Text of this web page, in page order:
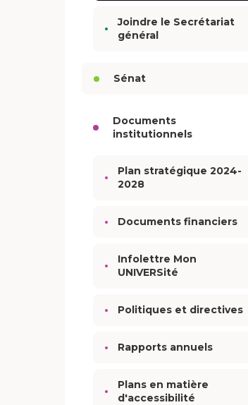
Joindre le Secrétariat
général
Sénat
Documents
institutionnels
Plan stratégique 2024-
2028
Documents financiers
Infolettre Mon
UNIVERSité
Politiques et directives
Rapports annuels
Plans en matière
d'accessibilité